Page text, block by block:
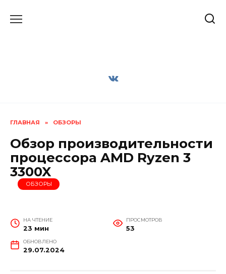
ГЛАВНАЯ » ОБЗОРЫ
Обзор производительности
процессора AMD Ryzen 3
3300X
ОБЗОРЫ
НА ЧТЕНИЕ
23 мин
ПРОСМОТРОВ
53
ОБНОВЛЕНО
29.07.2024